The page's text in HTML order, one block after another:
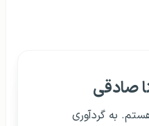
صادقی
به گردآوری